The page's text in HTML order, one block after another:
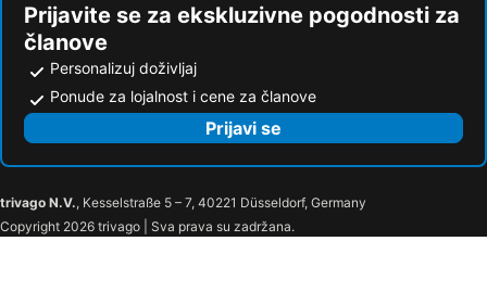
Prijavite se za ekskluzivne pogodnosti za
članove
Personalizuj doživljaj
Ponude za lojalnost i cene za članove
Prijavi se
trivago N.V., Kesselstraße 5 – 7, 40221 Düsseldorf, Germany
Copyright 2026 trivago | Sva prava su zadržana.